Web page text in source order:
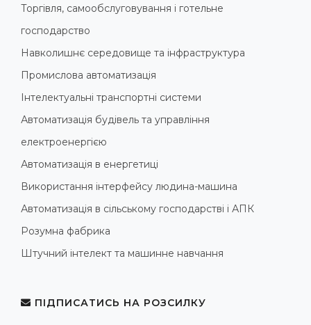
Торгівля, самообслуговування і готельне
господарство
Навколишнє середовище та інфраструктура
Промислова автоматизація
Інтелектуальні транспортні системи
Автоматизація будівель та управління
електроенергією
Автоматизація в енергетиці
Використання інтерфейсу людина-машина
Автоматизація в сільському господарстві і АПК
Розумна фабрика
Штучний інтелект та машинне навчання
ПІДПИСАТИСЬ НА РОЗСИЛКУ